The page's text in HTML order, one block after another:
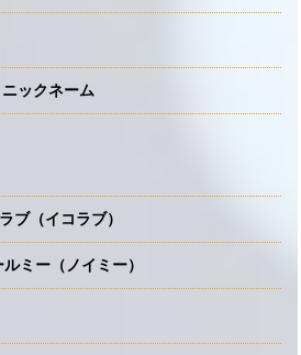
ックネーム
ブ（イコラブ）
ミー（ノイミー）